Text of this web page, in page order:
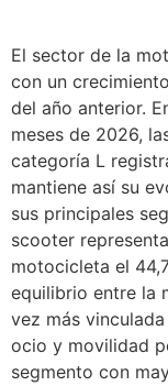
El sector de la
con un
del año anterior.
meses de 2026,
categoría L
mantiene así su
sus principales
scooter
motocicleta el
equilibrio entre la
vez más
ocio y movilidad
segmento con